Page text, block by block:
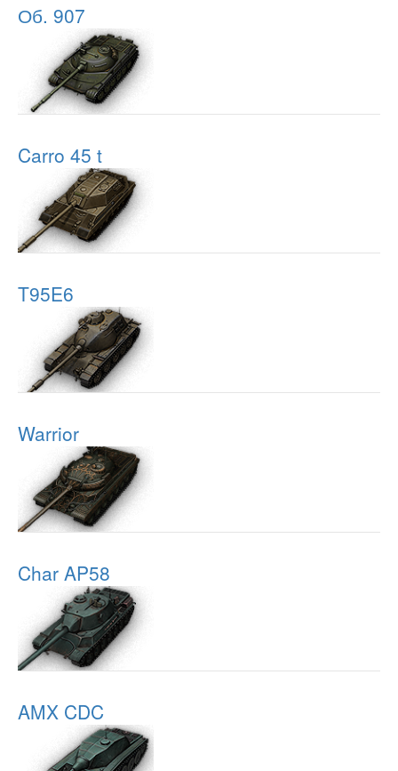
Об. 907
Carro 45 t
T95E6
Warrior
Char AP58
AMX CDC